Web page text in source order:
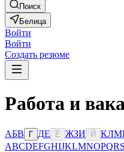
Поиск
Белица
Войти
Войти
Создать резюме
Работа и
АБВ Г ДЕ Ё ЖЗИ Й КЛМ
ABCDEFGHIJKLMNOPQRS